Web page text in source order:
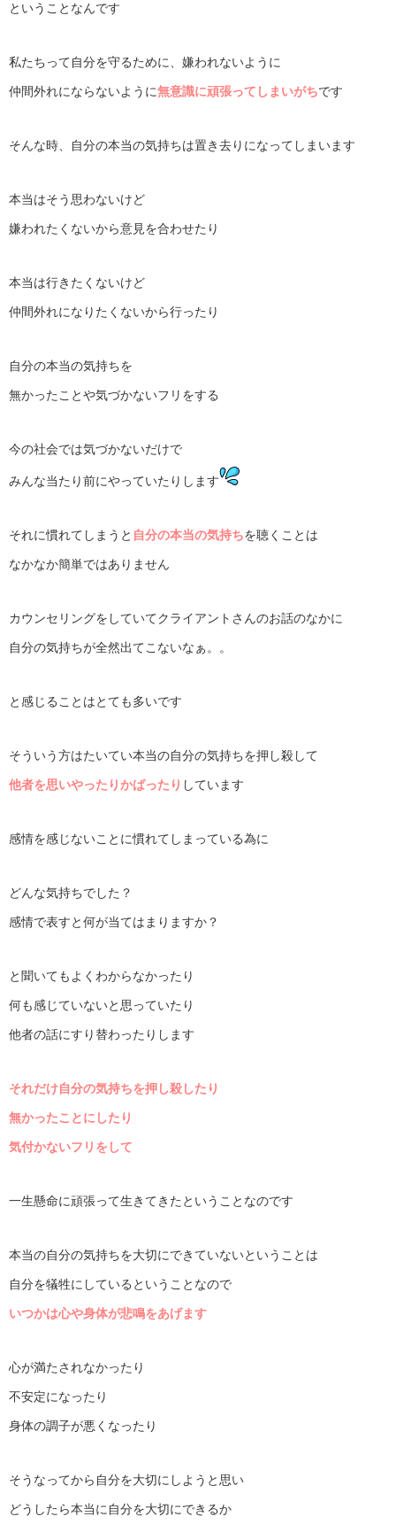
ということなんです
私たちって自分を守るために、嫌われないように
仲間外れにならないように無意識に頑張ってしまいがちです
そんな時、自分の本当の気持ちは置き去りになってしまいます
本当はそう思わないけど
嫌われたくないから意見を合わせたり
本当は行きたくないけど
仲間外れになりたくないから行ったり
自分の本当の気持ちを
無かったことや気づかないフリをする
今の社会では気づかないだけで
みんな当たり前にやっていたりします
それに慣れてしまうと 自分の本当の気持ちを聴くことは
なかなか簡単ではありません
カウンセリングをしていてクライアントさんのお話のなかに
自分の気持ちが全然出てこないなぁ。。
と感じることはとても多いです
そういう方はたいてい本当の自分の気持ちを押し殺して
他者を思いやったりかばったり しています
感情を感じないことに慣れてしまっている為に
どんな気持ちでした？
感情で表すと何が当てはまりますか？
と聞いてもよくわからなかったり
何も感じていないと思っていたり
他者の話にすり替わったりします
それだけ自分の気持ちを押し殺したり
無かったことにしたり
気付かないフリをして
一生懸命に頑張って生きてきたということなのです
本当の自分の気持ちを大切にできていないということは
自分を犠牲にしているということなので
いつかは心や身体が悲鳴をあげます
心が満たされなかったり
不安定になったり
身体の調子が悪くなったり
そうなってから自分を大切にしようと思い
どうしたら本当に自分を大切にできるか